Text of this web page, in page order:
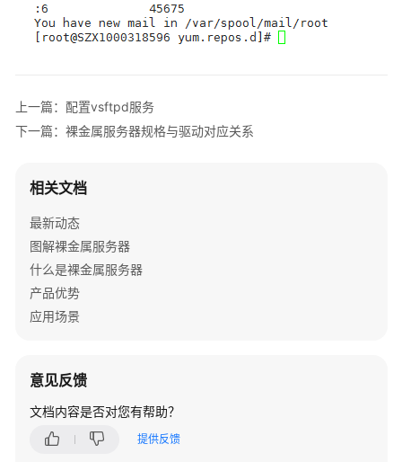
裸
金
务
器
与
动
对
应
系
实
API
上一篇：配置vsftpd服务
下一篇：裸金属服务器规格与驱动对应关系
相关文档
最新动态
图解裸金属服务器
什么是裸金属服务器
产品优势
应用场景
意见反馈
文档内容是否对您有帮助？
提供反馈